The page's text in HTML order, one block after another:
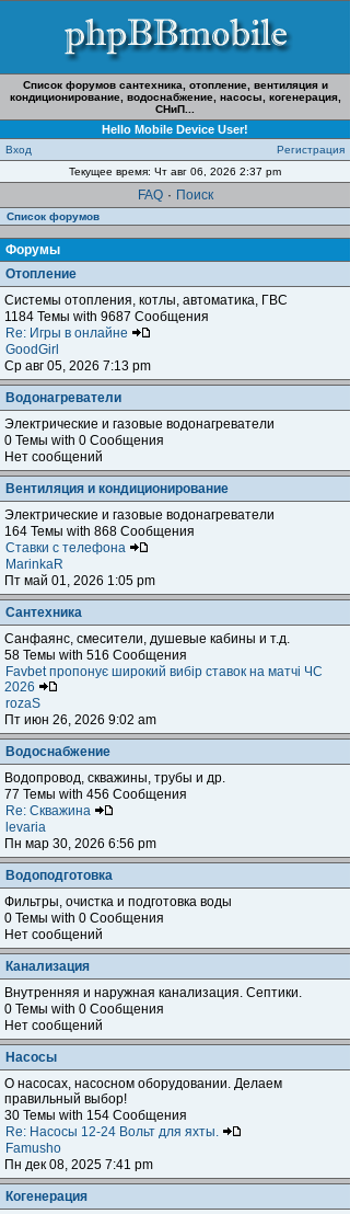
Список форумов сантехника, отопление, вентиляция и
кондиционирование, водоснабжение, насосы, когенерация,
СНиП...
Hello Mobile Device User!
Вход
Регистрация
Текущее время: Чт авг 06, 2026 2:37 pm
FAQ · Поиск
Список форумов
Форумы
Отопление
Системы отопления, котлы, автоматика, ГВС
1184 Темы with 9687 Сообщения
Re: Игры в онлайне
GoodGirl
Ср авг 05, 2026 7:13 pm
Водонагреватели
Электрические и газовые водонагреватели
0 Темы with 0 Сообщения
Нет сообщений
Вентиляция и кондиционирование
Электрические и газовые водонагреватели
164 Темы with 868 Сообщения
Ставки с телефона
MarinkaR
Пт май 01, 2026 1:05 pm
Сантехника
Санфаянс, смесители, душевые кабины и т.д.
58 Темы with 516 Сообщения
Favbet пропонує широкий вибір ставок на матчі ЧС
2026
rozaS
Пт июн 26, 2026 9:02 am
Водоснабжение
Водопровод, скважины, трубы и др.
77 Темы with 456 Сообщения
Re: Скважина
levaria
Пн мар 30, 2026 6:56 pm
Водоподготовка
Фильтры, очистка и подготовка воды
0 Темы with 0 Сообщения
Нет сообщений
Канализация
Внутренняя и наружная канализация. Септики.
0 Темы with 0 Сообщения
Нет сообщений
Насосы
О насосах, насосном оборудовании. Делаем
правильный выбор!
30 Темы with 154 Сообщения
Re: Насосы 12-24 Вольт для яхты.
Famusho
Пн дек 08, 2025 7:41 pm
Когенерация